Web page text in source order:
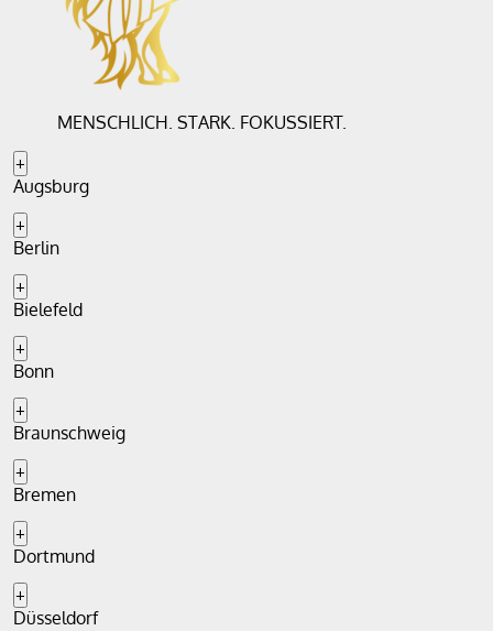
MENSCHLICH. STARK. FOKUSSIERT.
+
Augsburg
+
Berlin
+
Bielefeld
+
Bonn
+
Braunschweig
+
Bremen
+
Dortmund
+
Düsseldorf